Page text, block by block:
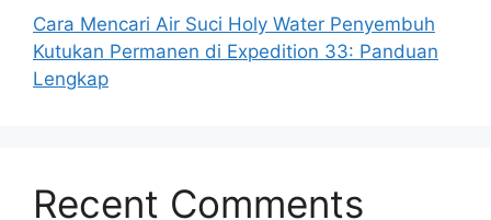
Cara Mencari Air Suci Holy Water Penyembuh
Kutukan Permanen di Expedition 33: Panduan
Lengkap
Recent Comments